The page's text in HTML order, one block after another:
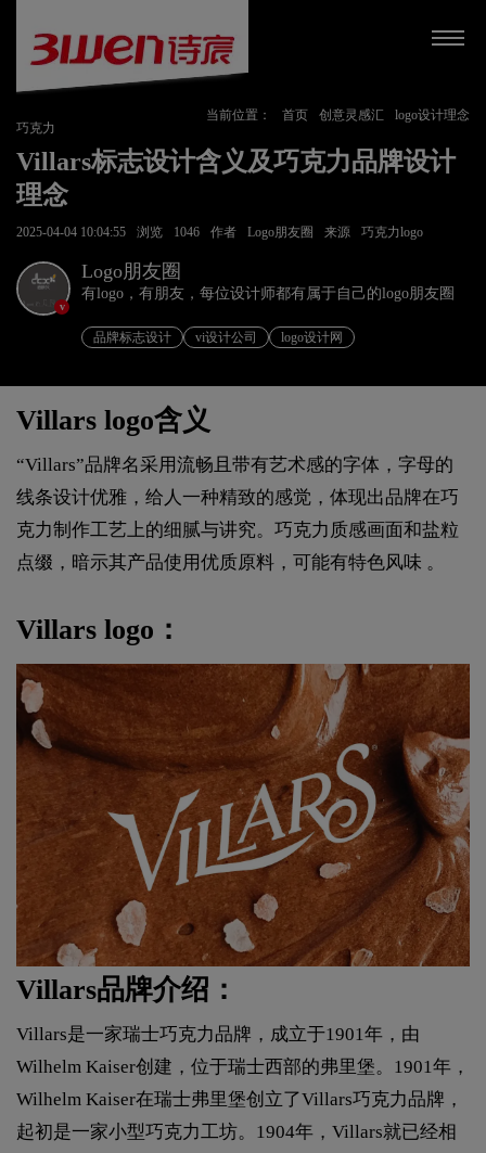
当前位置： 首页 创意灵感汇
logo设计理念
巧克力
Villars标志设计含义及巧克力品牌设计
理念
2025-04-04 10:04:55 浏览 1046 作者 Logo朋友圈 来源 巧克力logo
v
Logo朋友圈
有logo，有朋友，每位设计师都有属于自己的logo朋友圈
品牌标志设计 vi设计公司 logo设计网
Villars logo含义
“Villars”品牌名采用流畅且带有艺术感的字体，字母的
线条设计优雅，给人一种精致的感觉，体现出品牌在巧
克力制作工艺上的细腻与讲究。巧克力质感画面和盐粒
点缀，暗示其产品使用优质原料，可能有特色风味 。
Villars logo：
Villars品牌介绍：
Villars是一家瑞士巧克力品牌，成立于1901年，由
Wilhelm Kaiser创建，位于瑞士西部的弗里堡。1901年，
Wilhelm Kaiser在瑞士弗里堡创立了Villars巧克力品牌，
起初是一家小型巧克力工坊。1904年，Villars就已经相